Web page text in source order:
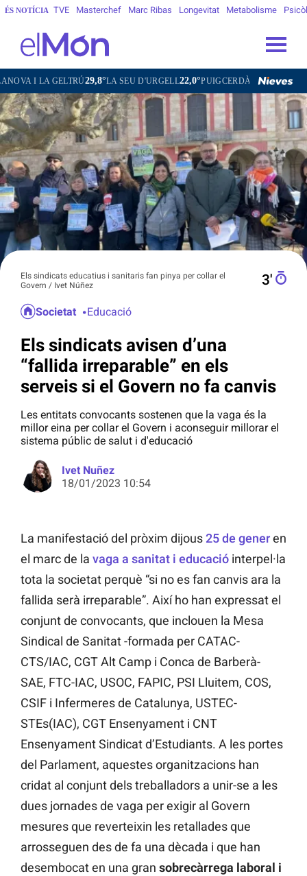
ÉS NOTÍCIA TVE Masterchef Marc Ribas Longevitat Metabolisme
GELTRÚ29,8°LA SEU D'URGELL22,0°PUIGCERDÀ17,8°FIGUERES28,3°
Els sindicats educatius i sanitaris fan pinya per collar el
Govern / Ivet Núñez
3′
Societat Educació
Els sindicats avisen d’una
“fallida irreparable” en els
serveis si el Govern no fa canvis
Les entitats convocants sostenen que la vaga és la
millor eina per collar el Govern i aconseguir millorar el
sistema públic de salut i d'educació
Ivet Nuñez
18/01/2023 10:54
La manifestació del pròxim dijous25 de generen
el marc de la vaga a sanitat i educació interpel·la
tota la societat perquè “si no es fan canvis ara la
fallida serà irreparable”. Així ho han expressat el
conjunt de convocants, que inclouen la Mesa
Sindical de Sanitat -formada per CATAC-
CTS/IAC, CGT Alt Camp i Conca de Barberà-
SAE, FTC-IAC, USOC, FAPIC, PSI Lluitem, COS,
CSIF i Infermeres de Catalunya, USTEC-
STEs(IAC), CGT Ensenyament i CNT
Ensenyament Sindicat d’Estudiants. A les portes
del Parlament, aquestes organitzacions han
cridat al conjunt dels treballadors a unir-se a les
dues jornades de vaga per exigir al Govern
mesures que reverteixin les retallades que
arrosseguen des de fa una dècada i que han
desembocat en una gran sobrecàrrega laboral i